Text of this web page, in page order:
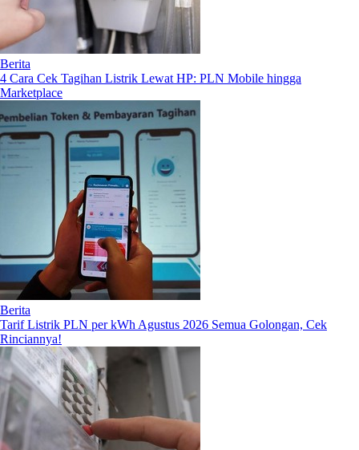
Berita
4 Cara Cek Tagihan Listrik Lewat HP: PLN Mobile hingga
Marketplace
Berita
Tarif Listrik PLN per kWh Agustus 2026 Semua Golongan, Cek
Rinciannya!